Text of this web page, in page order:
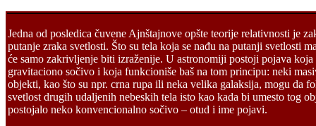
Jedna od posledica čuvene Ajnštajnove opšte teorije relativnosti je
putanje zraka svetlosti. Što su tela koja se nađu na putanji svetlosti
će samo zakrivljenje biti izraženije. U astronomiji postoji pojava koja
gravitaciono sočivo i koja funkcioniše baš na tom principu: neki
objekti, kao što su npr. crna rupa ili neka velika galaksija, mogu da
svetlost drugih udaljenih nebeskih tela isto kao kada bi umesto tog
postojalo neko konvencionalno sočivo – otud i ime pojavi.